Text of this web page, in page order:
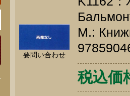
要問い合わせ
М.:
税込価